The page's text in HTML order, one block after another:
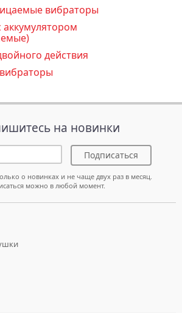
вибраторы
действия
на новинки
Подписаться
о новинках и не чаще двух раз в месяц.
можно в любой момент.